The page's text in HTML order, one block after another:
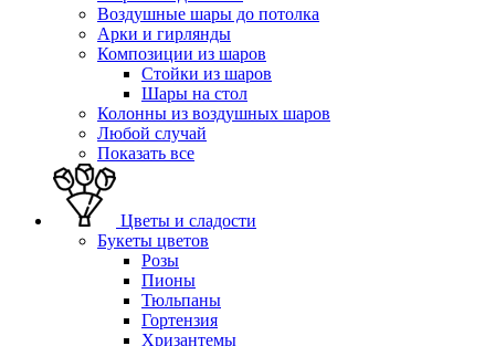
Воздушные шары до потолка
Арки и гирлянды
Композиции из шаров
Стойки из шаров
Шары на стол
Колонны из воздушных шаров
Любой случай
Показать все
Цветы и сладости
Букеты цветов
Розы
Пионы
Тюльпаны
Гортензия
Хризантемы